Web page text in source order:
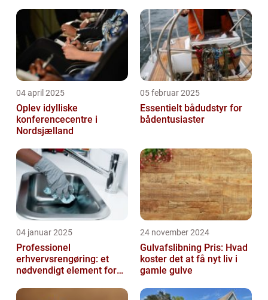
04 april 2025
Oplev idylliske
konferencecentre i
Nordsjælland
05 februar 2025
Essentielt bådudstyr for
bådentusiaster
04 januar 2025
Professionel
erhvervsrengøring: et
nødvendigt element for
24 november 2024
Gulvafslibning Pris: Hvad
koster det at få nyt liv i
gamle gulve